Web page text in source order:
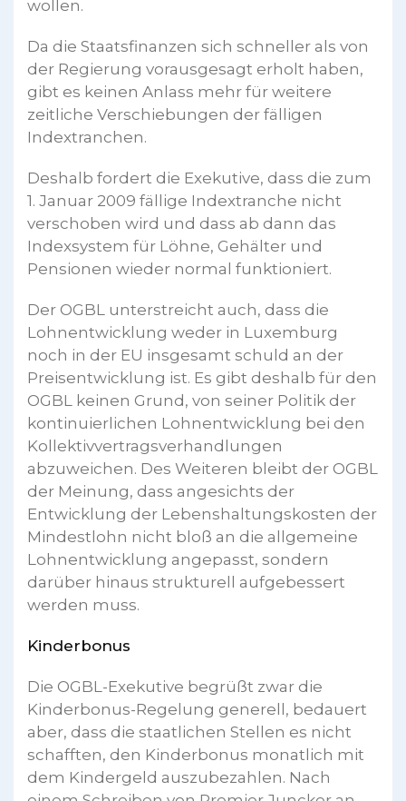
wollen.
Da die Staatsfinanzen sich schneller als von
der Regierung vorausgesagt erholt haben,
gibt es keinen Anlass mehr für weitere
zeitliche Verschiebungen der fälligen
Indextranchen.
Deshalb fordert die Exekutive, dass die zum
1. Januar 2009 fällige Indextranche nicht
verschoben wird und dass ab dann das
Indexsystem für Löhne, Gehälter und
Pensionen wieder normal funktioniert.
Der OGBL unterstreicht auch, dass die
Lohnentwicklung weder in Luxemburg
noch in der EU insgesamt schuld an der
Preisentwicklung ist. Es gibt deshalb für den
OGBL keinen Grund, von seiner Politik der
kontinuierlichen Lohnentwicklung bei den
Kollektivvertragsverhandlungen
abzuweichen. Des Weiteren bleibt der OGBL
der Meinung, dass angesichts der
Entwicklung der Lebenshaltungskosten der
Mindestlohn nicht bloß an die allgemeine
Lohnentwicklung angepasst, sondern
darüber hinaus strukturell aufgebessert
werden muss.
Kinderbonus
Die OGBL-Exekutive begrüßt zwar die
Kinderbonus-Regelung generell, bedauert
aber, dass die staatlichen Stellen es nicht
schafften, den Kinderbonus monatlich mit
dem Kindergeld auszubezahlen. Nach